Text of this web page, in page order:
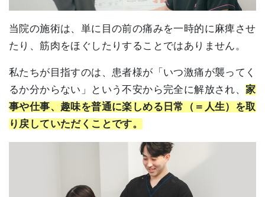
当院の施術は、単に目の前の痛みを一時的に麻痺させ
たり、筋肉をほぐしたりすることではありません。
私たちが目指すのは、患者様が「いつ激痛が襲ってく
るか分からない」という不安から完全に解放され、家
事や仕事、趣味を普通に楽しめる日常（＝人生）を取
り戻していただくことです。